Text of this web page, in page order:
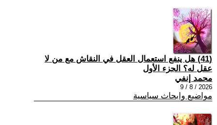
(41) هل ينفع استعمال العقل في النقاش مع من لا
عقل له؟ الجزء الأول
محمد إنفي
2026 / 8 / 9
مواضيع وابحاث سياسية